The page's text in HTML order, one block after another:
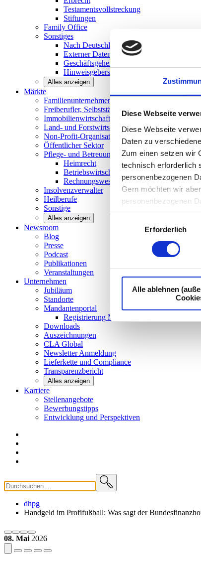
Diese Webseite
Diese Webseite
Daten zu
Zum einen setzen wir
technisch erforderlich
personenbezogenen
Gern möchten wir
personenbezogenen
Erforderlich
Alle ablehnen
Testamentsvollstreckung
Stiftungen
Family Office
Sonstiges
Nach Deutschland expandieren
Externer Datenschutzbeauftragter
Geschäftsgeheimnisgesetz
Hinweisgeberschutz in Unternehmen
Alles anzeigen
Märkte
Familienunternehmen und
Freiberufler, Selbstständige undPrivatpersonen
Immobilienwirtschaft
Land- und Forstwirtschaft
Non-Profit-Organisationen
Öffentlicher Sektor
Pflege- und Betreuungseinrichtungen
Heimrecht
Betriebswirtschaftliche Beratung
Rechnungswesen/Controlling
Insolvenzverwalter
Heilberufe
Sonstige
Alles anzeigen
Newsroom
Blog
Presse
Podcast
Publikationen
Veranstaltungen
Unternehmen
Jubiläum
Standorte
Mandantenportal
Registrierung Mandantenportal
Downloads
Auszeichnungen
CLA Global
NewsletterAnmeldung
Lieferkette und Compliance
Transparenzbericht
Alles anzeigen
Karriere
Stellenangebote
Bewerbungstipps
Entwicklung und Perspektiven
dhpg
Handgeld im Profifußball: Was sagt der
08. Mai 2026